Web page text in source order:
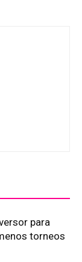
para
torneos